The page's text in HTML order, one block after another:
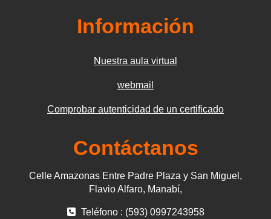
Información
Nuestra aula virtual
webmail
Comprobar autenticidad de un certificado
Contáctanos
Celle Amazonas Entre Padre Plaza y San Miguel,
Flavio Alfaro, Manabí,
Teléfono : (593) 0997243958